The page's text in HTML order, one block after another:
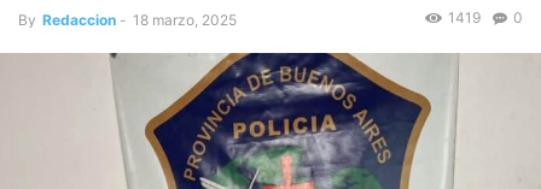
By Redaccion - 18 marzo, 2025 0
1419